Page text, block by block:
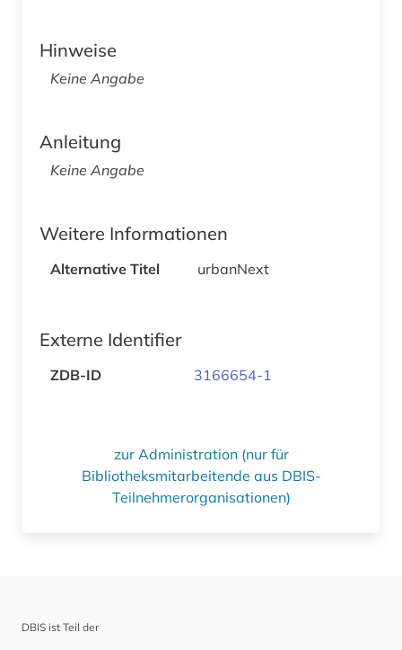
Hinweise
Keine Angabe
Anleitung
Keine Angabe
Weitere Informationen
Alternative Titel urbanNext
Externe Identifier
ZDB-ID 3166654-1
zur Administration (nur für
Bibliotheksmitarbeitende aus DBIS-
Teilnehmerorganisationen)
DBIS ist Teil der